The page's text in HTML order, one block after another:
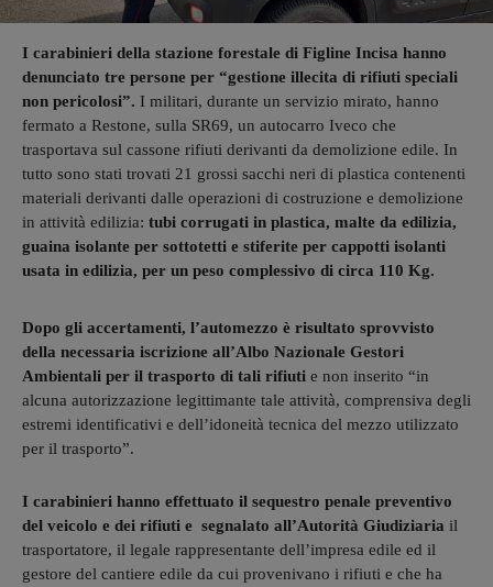
I carabinieri della stazione forestale di Figline Incisa hanno
denunciato tre persone per “gestione illecita di rifiuti speciali
non pericolosi”. I militari, durante un servizio mirato, hanno
fermato a Restone, sulla SR69, un autocarro Iveco che
trasportava sul cassone rifiuti derivanti da demolizione edile. In
tutto sono stati trovati 21 grossi sacchi neri di plastica contenenti
materiali derivanti dalle operazioni di costruzione e demolizione
in attività edilizia: tubi corrugati in plastica, malte da edilizia,
guaina isolante per sottotetti e stiferite per cappotti isolanti
usata in edilizia, per un peso complessivo di circa 110 Kg.
Dopo gli accertamenti, l’automezzo è risultato sprovvisto
della necessaria iscrizione all’Albo Nazionale Gestori
Ambientali per il trasporto di tali rifiuti e non inserito “in
alcuna autorizzazione legittimante tale attività, comprensiva degli
estremi identificativi e dell’idoneità tecnica del mezzo utilizzato
per il trasporto”.
I carabinieri hanno effettuato il sequestro penale preventivo
del veicolo e dei rifiuti e segnalato all’Autorità Giudiziaria il
trasportatore, il legale rappresentante dell’impresa edile ed il
gestore del cantiere edile da cui provenivano i rifiuti e che ha